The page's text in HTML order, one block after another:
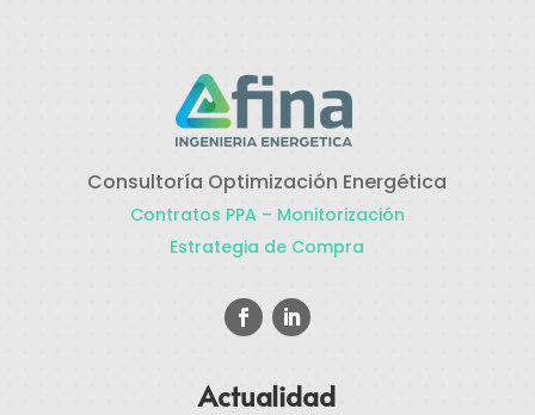
Consultoría Optimización Energética
Contratos PPA – Monitorización
Estrategia de Compra
Actualidad